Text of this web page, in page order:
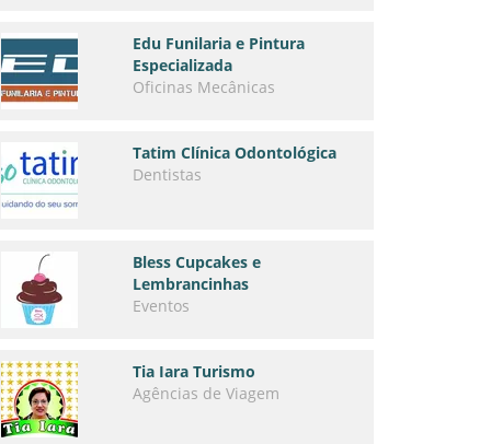
Edu Funilaria e Pintura
Especializada
Oficinas Mecânicas
Tatim Clínica Odontológica
Dentistas
Bless Cupcakes e
Lembrancinhas
Eventos
Tia Iara Turismo
Agências de Viagem